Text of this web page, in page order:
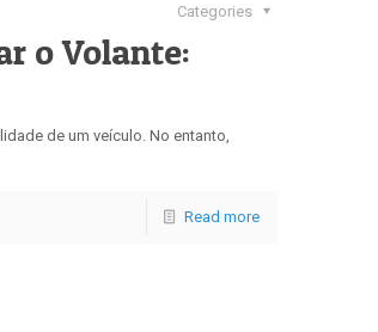
Categories
o Volante:
de um veículo. No entanto,
Read more